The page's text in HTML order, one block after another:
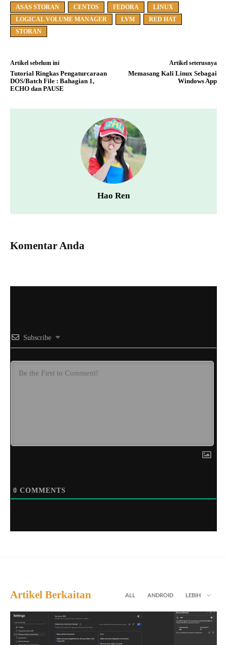
ASAS STORAN CENTOS FEDORA
LINUX
LOGICAL VOLUME MANAGER
LVM
RED HAT
STORAN
Artikel sebelum ini
Tutorial Ringkas Pengaturcaraan
DOS/Batch File : Bahagian 1,
ECHO dan PAUSE
Artikel seterusnya
Memasang Kali Linux Sebagai
Windows App
Hao Ren
Komentar Anda
Subscribe
0 COMMENTS
Artikel Berkaitan ALL ANDROID LEBIH